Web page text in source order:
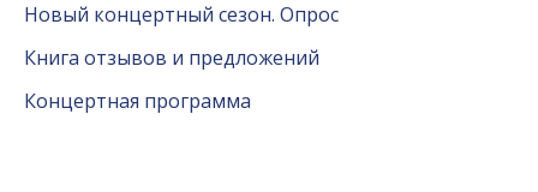
Новый концертный сезон. Опрос
Книга отзывов и предложений
Концертная программа